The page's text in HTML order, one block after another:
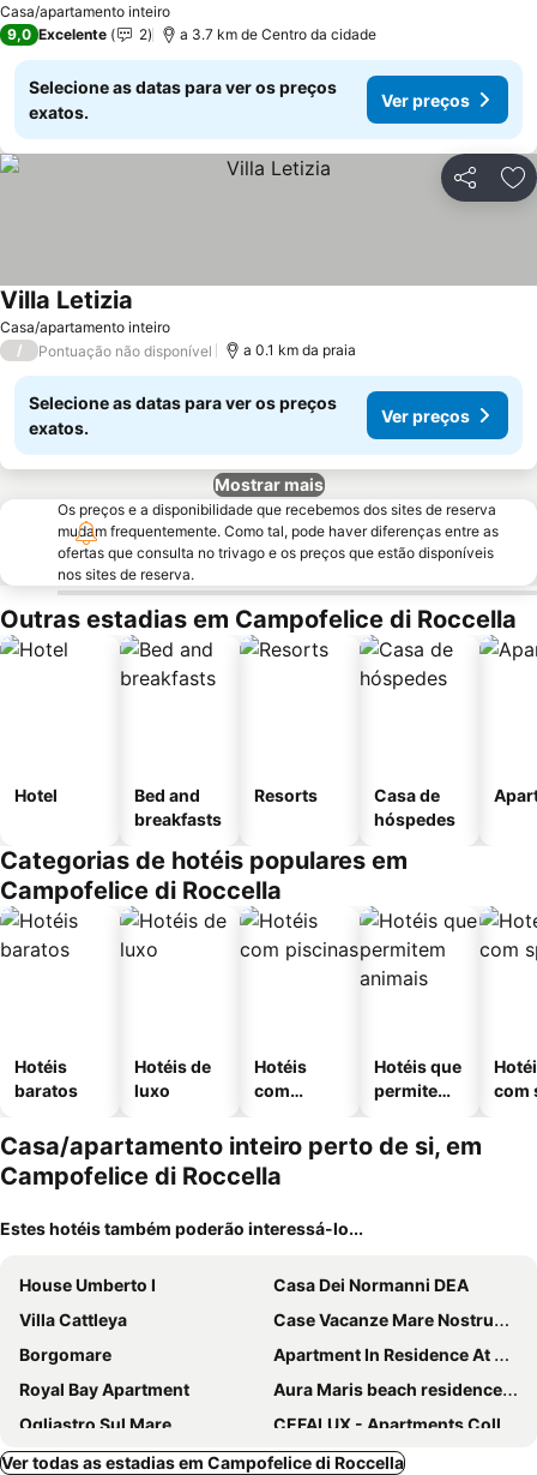
Casa/apartamento inteiro
9,0 Excelente 2 a 3.7 km de Centro da cidade
Selecione as datas para ver os preços
exatos.
Ver preços
Partilhar
Casa/apartamento inteiro
Villa Letizia
/ Pontuação não disponível a 0.1 km da praia
Selecione as datas para ver os preços
exatos.
Ver preços
Mostrar mais
Os preços e a disponibilidade que recebemos dos sites de reserva
mudam frequentemente. Como tal, pode haver diferenças entre as
ofertas que consulta no trivago e os preços que estão disponíveis
nos sites de reserva.
Outras estadias em Campofelice di Roccella
Hotel
Bed and
breakfasts
Resorts
Casa de
hóspedes
Categorias de hotéis populares em
Campofelice di Roccella
Hotéis
baratos
Hotéis de
luxo
Hotéis
com
Hotéis que
permitem
com
Casa/apartamento inteiro perto de si, em
Campofelice di Roccella
Estes hotéis também poderão interessá-lo...
House Umberto I
Casa Dei Normanni DEA
Villa Cattleya
Case Vacanze Mare Nostrum - Villas In Front Of The Beach With Pool
Borgomare
Apartment In Residence At 200 M From The Sea Of Lascari
Royal Bay Apartment
Aura Maris beach residence Mazzaforno
Ogliastro Sul Mare
CEFALUX - Apartments Collection
Luxury Villas in Sicily with pool
Casa Rifugio
Ver todas as estadias em Campofelice di Roccella